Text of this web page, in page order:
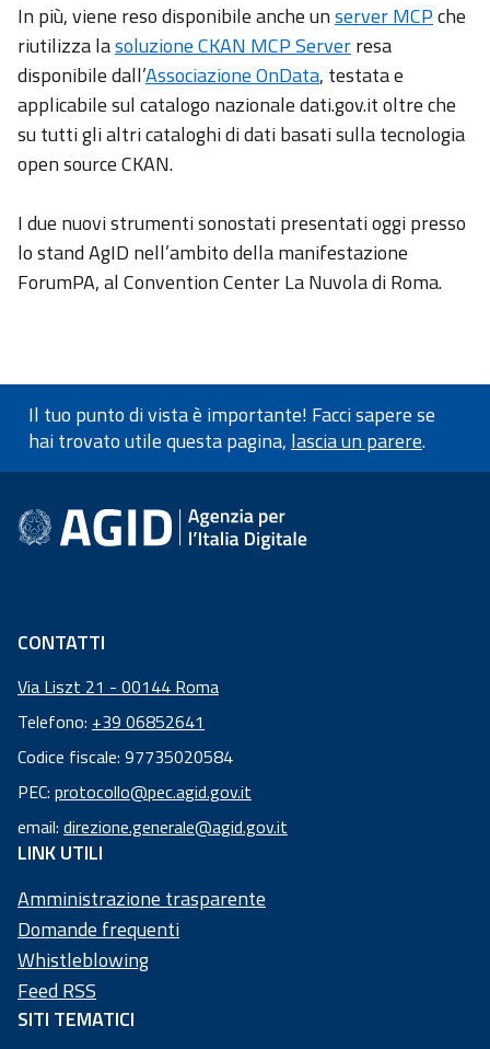
In più, viene reso disponibile anche unserver MCPche
riutilizza lasoluzione CKAN MCP Serverresa
disponibile dall’Associazione OnData, testata e
applicabile sul catalogo nazionale dati.gov.it oltre che
su tutti gli altri cataloghi di dati basati sulla tecnologia
open source CKAN.
I due nuovi strumenti sonostati presentati oggi presso
lo stand AgID nell’ambito della manifestazione
ForumPA, al Convention Center La Nuvola di Roma.
Il tuo punto di vista è importante! Facci sapere se
hai trovato utile questa pagina, lascia un parere.
Informazioni a piè di
CONTATTI
Via Liszt 21 - 00144 Roma
Telefono: +39 06852641
Codice fiscale: 97735020584
Codice
fiscale:
97
73
50
20
58
4
PEC: protocollo@pec.agid.gov.it
email: direzione.generale@agid.gov.it
LINK UTILI
Amministrazione trasparente
Domande frequenti
Whistleblowing
Feed RSS
SITI TEMATICI